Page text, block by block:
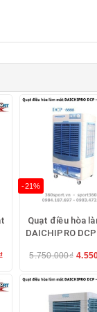
-21%
Quạt điều hòa
DAICHIPRO
5.750.000₫